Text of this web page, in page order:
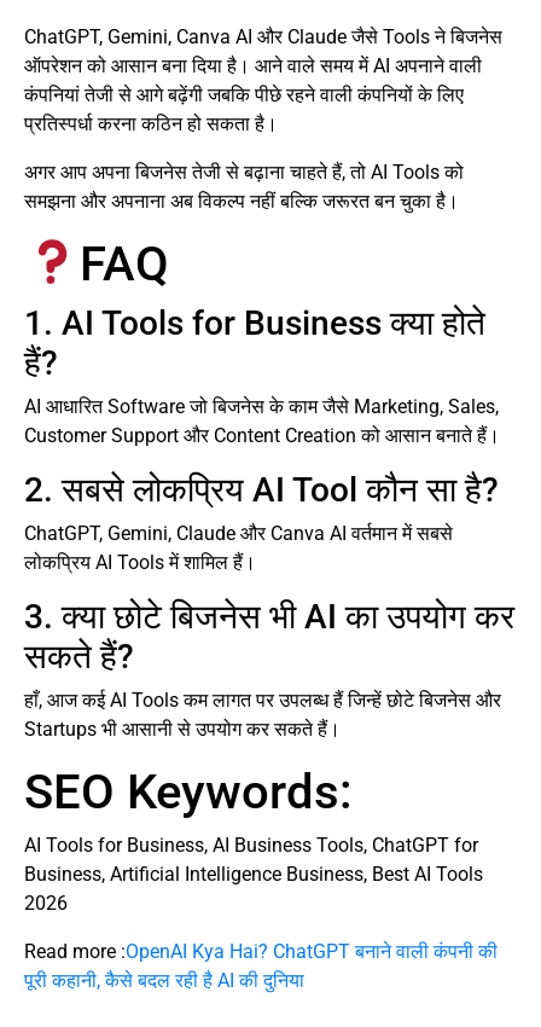
ChatGPT, Gemini, Canva AI और Claude जैसे Tools ने बिजनेस
ऑपरेशन को आसान बना दिया है। आने वाले समय में AI अपनाने वाली
कंपनियां तेजी से आगे बढ़ेंगी जबकि पीछे रहने वाली कंपनियों के लिए
प्रतिस्पर्धा करना कठिन हो सकता है।
अगर आप अपना बिजनेस तेजी से बढ़ाना चाहते हैं, तो AI Tools को
समझना और अपनाना अब विकल्प नहीं बल्कि जरूरत बन चुका है।
FAQ
1. AI Tools for Business क्या होते
हैं?
AI आधारित Software जो बिजनेस के काम जैसे Marketing, Sales,
Customer Support और Content Creation को आसान बनाते हैं।
2. सबसे लोकप्रिय AI Tool कौन सा है?
ChatGPT, Gemini, Claude और Canva AI वर्तमान में सबसे
लोकप्रिय AI Tools में शामिल हैं।
3. क्या छोटे बिजनेस भी AI का उपयोग कर
सकते हैं?
हाँ, आज कई AI Tools कम लागत पर उपलब्ध हैं जिन्हें छोटे बिजनेस और
Startups भी आसानी से उपयोग कर सकते हैं।
SEO Keywords:
AI Tools for Business, AI Business Tools, ChatGPT for
Business, Artificial Intelligence Business, Best AI Tools
2026
Read more :OpenAI Kya Hai? ChatGPT बनाने वाली कंपनी की
पूरी कहानी, कैसे बदल रही है AI की दुनिया